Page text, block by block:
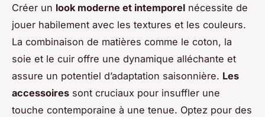
Créer un look moderne et intemporel nécessite de
jouer habilement avec les textures et les couleurs.
La combinaison de matières comme le coton, la
soie et le cuir offre une dynamique alléchante et
assure un potentiel d’adaptation saisonnière. Les
accessoires sont cruciaux pour insuffler une
touche contemporaine à une tenue. Optez pour des